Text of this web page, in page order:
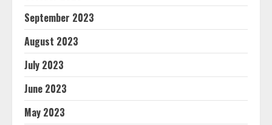
September 2023
August 2023
July 2023
June 2023
May 2023